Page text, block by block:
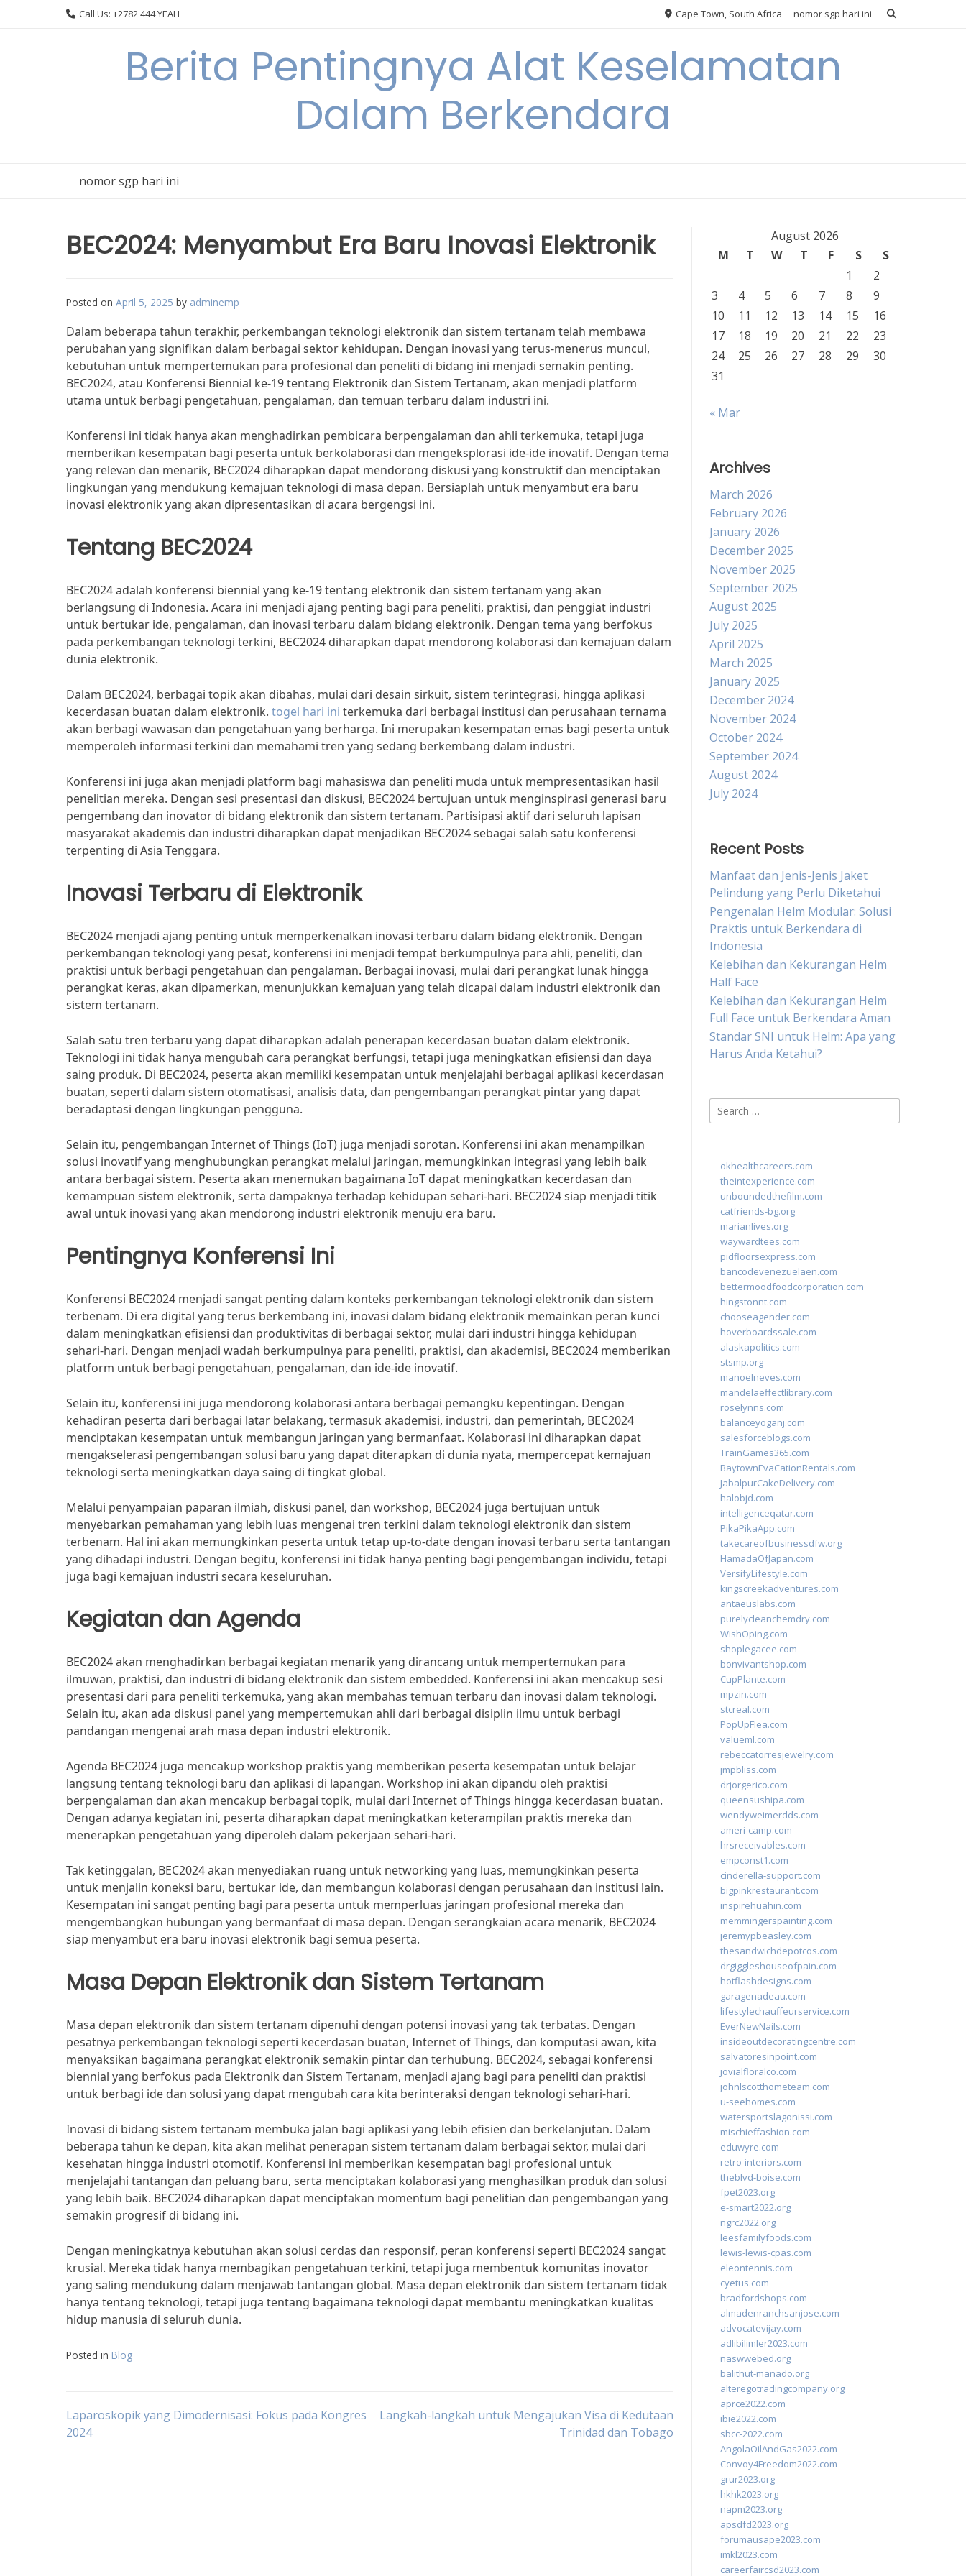
Call Us: +2782 444 YEAH Cape Town, South Africa nomor sgp hari ini
Berita Pentingnya Alat Keselamatan
Dalam Berkendara
nomor sgp hari ini
BEC2024: Menyambut Era Baru Inovasi Elektronik
Posted on April 5, 2025 by adminemp
Dalam beberapa tahun terakhir, perkembangan teknologi elektronik dan sistem tertanam telah membawa
perubahan yang signifikan dalam berbagai sektor kehidupan. Dengan inovasi yang terus-menerus muncul,
kebutuhan untuk mempertemukan para profesional dan peneliti di bidang ini menjadi semakin penting.
BEC2024, atau Konferensi Biennial ke-19 tentang Elektronik dan Sistem Tertanam, akan menjadi platform
utama untuk berbagi pengetahuan, pengalaman, dan temuan terbaru dalam industri ini.
Konferensi ini tidak hanya akan menghadirkan pembicara berpengalaman dan ahli terkemuka, tetapi juga
memberikan kesempatan bagi peserta untuk berkolaborasi dan mengeksplorasi ide-ide inovatif. Dengan tema
yang relevan dan menarik, BEC2024 diharapkan dapat mendorong diskusi yang konstruktif dan menciptakan
lingkungan yang mendukung kemajuan teknologi di masa depan. Bersiaplah untuk menyambut era baru
inovasi elektronik yang akan dipresentasikan di acara bergengsi ini.
Tentang BEC2024
BEC2024 adalah konferensi biennial yang ke-19 tentang elektronik dan sistem tertanam yang akan
berlangsung di Indonesia. Acara ini menjadi ajang penting bagi para peneliti, praktisi, dan penggiat industri
untuk bertukar ide, pengalaman, dan inovasi terbaru dalam bidang elektronik. Dengan tema yang berfokus
pada perkembangan teknologi terkini, BEC2024 diharapkan dapat mendorong kolaborasi dan kemajuan dalam
dunia elektronik.
Dalam BEC2024, berbagai topik akan dibahas, mulai dari desain sirkuit, sistem terintegrasi, hingga aplikasi
kecerdasan buatan dalam elektronik. togel hari ini terkemuka dari berbagai institusi dan perusahaan ternama
akan berbagi wawasan dan pengetahuan yang berharga. Ini merupakan kesempatan emas bagi peserta untuk
memperoleh informasi terkini dan memahami tren yang sedang berkembang dalam industri.
Konferensi ini juga akan menjadi platform bagi mahasiswa dan peneliti muda untuk mempresentasikan hasil
penelitian mereka. Dengan sesi presentasi dan diskusi, BEC2024 bertujuan untuk menginspirasi generasi baru
pengembang dan inovator di bidang elektronik dan sistem tertanam. Partisipasi aktif dari seluruh lapisan
masyarakat akademis dan industri diharapkan dapat menjadikan BEC2024 sebagai salah satu konferensi
terpenting di Asia Tenggara.
Inovasi Terbaru di Elektronik
BEC2024 menjadi ajang penting untuk memperkenalkan inovasi terbaru dalam bidang elektronik. Dengan
perkembangan teknologi yang pesat, konferensi ini menjadi tempat berkumpulnya para ahli, peneliti, dan
praktisi untuk berbagi pengetahuan dan pengalaman. Berbagai inovasi, mulai dari perangkat lunak hingga
perangkat keras, akan dipamerkan, menunjukkan kemajuan yang telah dicapai dalam industri elektronik dan
sistem tertanam.
Salah satu tren terbaru yang dapat diharapkan adalah penerapan kecerdasan buatan dalam elektronik.
Teknologi ini tidak hanya mengubah cara perangkat berfungsi, tetapi juga meningkatkan efisiensi dan daya
saing produk. Di BEC2024, peserta akan memiliki kesempatan untuk menjelajahi berbagai aplikasi kecerdasan
buatan, seperti dalam sistem otomatisasi, analisis data, dan pengembangan perangkat pintar yang dapat
beradaptasi dengan lingkungan pengguna.
Selain itu, pengembangan Internet of Things (IoT) juga menjadi sorotan. Konferensi ini akan menampilkan
solusi inovatif yang menghubungkan perangkat melalui jaringan, memungkinkan integrasi yang lebih baik
antara berbagai sistem. Peserta akan menemukan bagaimana IoT dapat meningkatkan kecerdasan dan
kemampuan sistem elektronik, serta dampaknya terhadap kehidupan sehari-hari. BEC2024 siap menjadi titik
awal untuk inovasi yang akan mendorong industri elektronik menuju era baru.
Pentingnya Konferensi Ini
Konferensi BEC2024 menjadi sangat penting dalam konteks perkembangan teknologi elektronik dan sistem
terbenam. Di era digital yang terus berkembang ini, inovasi dalam bidang elektronik memainkan peran kunci
dalam meningkatkan efisiensi dan produktivitas di berbagai sektor, mulai dari industri hingga kehidupan
sehari-hari. Dengan menjadi wadah berkumpulnya para peneliti, praktisi, dan akademisi, BEC2024 memberikan
platform untuk berbagi pengetahuan, pengalaman, dan ide-ide inovatif.
Selain itu, konferensi ini juga mendorong kolaborasi antara berbagai pemangku kepentingan. Dengan
kehadiran peserta dari berbagai latar belakang, termasuk akademisi, industri, dan pemerintah, BEC2024
menciptakan kesempatan untuk membangun jaringan yang bermanfaat. Kolaborasi ini diharapkan dapat
mengakselerasi pengembangan solusi baru yang dapat diterapkan di dunia nyata, mempercepat kemajuan
teknologi serta meningkatkan daya saing di tingkat global.
Melalui penyampaian paparan ilmiah, diskusi panel, dan workshop, BEC2024 juga bertujuan untuk
menyebarkan pemahaman yang lebih luas mengenai tren terkini dalam teknologi elektronik dan sistem
terbenam. Hal ini akan memungkinkan peserta untuk tetap up-to-date dengan inovasi terbaru serta tantangan
yang dihadapi industri. Dengan begitu, konferensi ini tidak hanya penting bagi pengembangan individu, tetapi
juga bagi kemajuan industri secara keseluruhan.
Kegiatan dan Agenda
BEC2024 akan menghadirkan berbagai kegiatan menarik yang dirancang untuk mempertemukan para
ilmuwan, praktisi, dan industri di bidang elektronik dan sistem embedded. Konferensi ini akan mencakup sesi
presentasi dari para peneliti terkemuka, yang akan membahas temuan terbaru dan inovasi dalam teknologi.
Selain itu, akan ada diskusi panel yang mempertemukan ahli dari berbagai disiplin ilmu untuk berbagi
pandangan mengenai arah masa depan industri elektronik.
Agenda BEC2024 juga mencakup workshop praktis yang memberikan peserta kesempatan untuk belajar
langsung tentang teknologi baru dan aplikasi di lapangan. Workshop ini akan dipandu oleh praktisi
berpengalaman dan akan mencakup berbagai topik, mulai dari Internet of Things hingga kecerdasan buatan.
Dengan adanya kegiatan ini, peserta diharapkan dapat meningkatkan keterampilan praktis mereka dan
menerapkan pengetahuan yang diperoleh dalam pekerjaan sehari-hari.
Tak ketinggalan, BEC2024 akan menyediakan ruang untuk networking yang luas, memungkinkan peserta
untuk menjalin koneksi baru, bertukar ide, dan membangun kolaborasi dengan perusahaan dan institusi lain.
Kesempatan ini sangat penting bagi para peserta untuk memperluas jaringan profesional mereka dan
mengembangkan hubungan yang bermanfaat di masa depan. Dengan serangkaian acara menarik, BEC2024
siap menyambut era baru inovasi elektronik bagi semua peserta.
Masa Depan Elektronik dan Sistem Tertanam
Masa depan elektronik dan sistem tertanam dipenuhi dengan potensi inovasi yang tak terbatas. Dengan
pesatnya perkembangan teknologi seperti kecerdasan buatan, Internet of Things, dan komputasi awan, kita
menyaksikan bagaimana perangkat elektronik semakin pintar dan terhubung. BEC2024, sebagai konferensi
biennial yang berfokus pada Elektronik dan Sistem Tertanam, menjadi ajang bagi para peneliti dan praktisi
untuk berbagi ide dan solusi yang dapat mengubah cara kita berinteraksi dengan teknologi sehari-hari.
Inovasi di bidang sistem tertanam membuka jalan bagi aplikasi yang lebih efisien dan berkelanjutan. Dalam
beberapa tahun ke depan, kita akan melihat penerapan sistem tertanam dalam berbagai sektor, mulai dari
kesehatan hingga industri otomotif. Konferensi ini memberikan kesempatan bagi profesional untuk
menjelajahi tantangan dan peluang baru, serta menciptakan kolaborasi yang menghasilkan produk dan solusi
yang lebih baik. BEC2024 diharapkan dapat menciptakan momentum bagi penelitian dan pengembangan yang
semakin progresif di bidang ini.
Dengan meningkatnya kebutuhan akan solusi cerdas dan responsif, peran konferensi seperti BEC2024 sangat
krusial. Mereka tidak hanya membagikan pengetahuan terkini, tetapi juga membentuk komunitas inovator
yang saling mendukung dalam menjawab tantangan global. Masa depan elektronik dan sistem tertanam tidak
hanya tentang teknologi, tetapi juga tentang bagaimana teknologi dapat membantu meningkatkan kualitas
hidup manusia di seluruh dunia.
Posted in Blog
Post
Laparoskopik yang Dimodernisasi: Fokus pada Kongres
2024
Langkah-langkah untuk Mengajukan Visa di Kedutaan
Trinidad dan Tobago
August 2026
M
T W T F S
S
1
2
3
4 5 6 7 8
9
10
11 12 13 14 15
16
17
18 19 20 21 22
23
24
25 26 27 28 29
30
31
« Mar
Archives
March 2026
February 2026
January 2026
December 2025
November 2025
September 2025
August 2025
July 2025
April 2025
March 2025
January 2025
December 2024
November 2024
October 2024
September 2024
August 2024
July 2024
Recent Posts
Manfaat dan Jenis-Jenis Jaket
Pelindung yang Perlu Diketahui
Pengenalan Helm Modular: Solusi
Praktis untuk Berkendara di
Indonesia
Kelebihan dan Kekurangan Helm
Half Face
Kelebihan dan Kekurangan Helm
Full Face untuk Berkendara Aman
Standar SNI untuk Helm: Apa yang
Harus Anda Ketahui?
Search
for:
okhealthcareers.com
theintexperience.com
unboundedthefilm.com
catfriends-bg.org
marianlives.org
waywardtees.com
pidfloorsexpress.com
bancodevenezuelaen.com
bettermoodfoodcorporation.com
hingstonnt.com
chooseagender.com
hoverboardssale.com
alaskapolitics.com
stsmp.org
manoelneves.com
mandelaeffectlibrary.com
roselynns.com
balanceyoganj.com
salesforceblogs.com
TrainGames365.com
BaytownEvaCationRentals.com
JabalpurCakeDelivery.com
halobjd.com
intelligenceqatar.com
PikaPikaApp.com
takecareofbusinessdfw.org
HamadaOfJapan.com
VersifyLifestyle.com
kingscreekadventures.com
antaeuslabs.com
purelycleanchemdry.com
WishOping.com
shoplegacee.com
bonvivantshop.com
CupPlante.com
mpzin.com
stcreal.com
PopUpFlea.com
valueml.com
rebeccatorresjewelry.com
jmpbliss.com
drjorgerico.com
queensushipa.com
wendyweimerdds.com
ameri-camp.com
hrsreceivables.com
empconst1.com
cinderella-support.com
bigpinkrestaurant.com
inspirehuahin.com
memmingerspainting.com
jeremypbeasley.com
thesandwichdepotcos.com
drgiggleshouseofpain.com
hotflashdesigns.com
garagenadeau.com
lifestylechauffeurservice.com
EverNewNails.com
insideoutdecoratingcentre.com
salvatoresinpoint.com
jovialfloralco.com
johnlscotthometeam.com
u-seehomes.com
watersportslagonissi.com
mischieffashion.com
eduwyre.com
retro-interiors.com
theblvd-boise.com
fpet2023.org
e-smart2022.org
ngrc2022.org
leesfamilyfoods.com
lewis-lewis-cpas.com
eleontennis.com
cyetus.com
bradfordshops.com
almadenranchsanjose.com
advocatevijay.com
adlibilimler2023.com
naswwebed.org
balithut-manado.org
alteregotradingcompany.org
aprce2022.com
ibie2022.com
sbcc-2022.com
AngolaOilAndGas2022.com
Convoy4Freedom2022.com
grur2023.org
hkhk2023.org
napm2023.org
apsdfd2023.org
forumausape2023.com
imkl2023.com
careerfaircsd2023.com